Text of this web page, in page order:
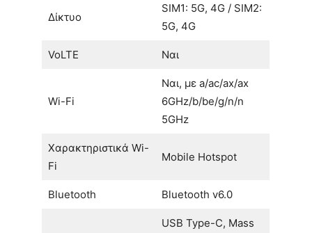
Δίκτυο
SIM1: 5G, 4G / SIM2:
5G, 4G
VoLTE Ναι
Wi-Fi
Ναι, με a/ac/ax/ax
6GHz/b/be/g/n/n
5GHz
Χαρακτηριστικά Wi-
Fi
Mobile Hotspot
Bluetooth Bluetooth v6.0
USB Type-C, Mass